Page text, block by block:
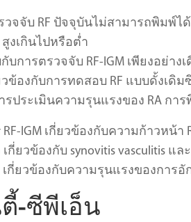
วจจับ RF ปัจจุบันไม่สามารถพิมพ์ไ
สูงเกินไปหรือต่ำ
กับการตรวจจับ RF-IGM เพียงอย่า
วข้องกับการทดสอบ RF แบบดั้งเดิ
รประเมินความรุนแรงของ RA กา
RF-IGM เกี่ยวข้องกับความก้าวหน้
เกี่ยวข้องกับ synovitis vasculitis แ
เกี่ยวข้องกับความรุนแรงของการ
-ซีพีเอ็น